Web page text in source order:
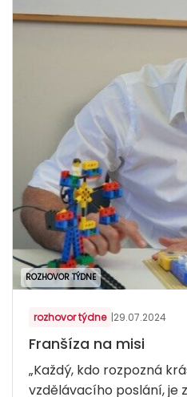
ROZHOVOR TÝDNE
rozhovor týdne |29.07.2024
Franšíza na misi
„Každý, kdo rozpozná
vzdělávacího poslání, je